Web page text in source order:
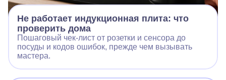
Не работает индукционная плита: что
проверить дома
Пошаговый чек‑лист от розетки и сенсора до
посуды и кодов ошибок, прежде чем вызывать
мастера.